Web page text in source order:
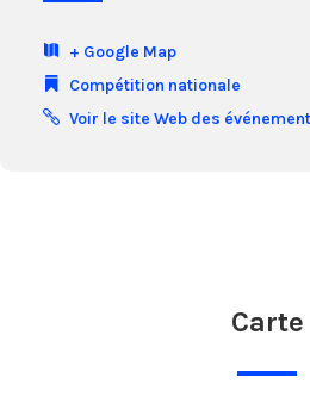
+ Google Map
Compétition nationale
Voir le site Web des
Carte